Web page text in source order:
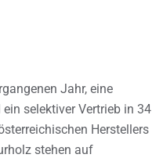
Jahr, eine
selektiver Vertrieb in 34
Herstellers
stehen auf